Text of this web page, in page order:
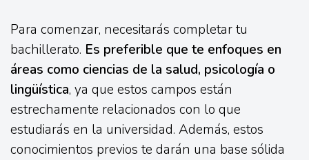
Para comenzar, necesitarás completar tu
bachillerato. Es preferible que te enfoques en
áreas como ciencias de la salud, psicología o
lingüística, ya que estos campos están
estrechamente relacionados con lo que
estudiarás en la universidad. Además, estos
conocimientos previos te darán una base sólida